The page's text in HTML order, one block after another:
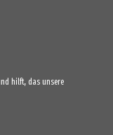
hilft, das unsere